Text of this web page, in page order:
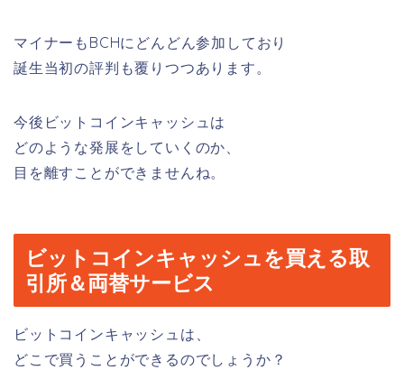
マイナーもBCHにどんどん参加しており
誕生当初の評判も覆りつつあります。
今後ビットコインキャッシュは
どのような発展をしていくのか、
目を離すことができませんね。
ビットコインキャッシュを買える取
引所＆両替サービス
ビットコインキャッシュは、
どこで買うことができるのでしょうか？